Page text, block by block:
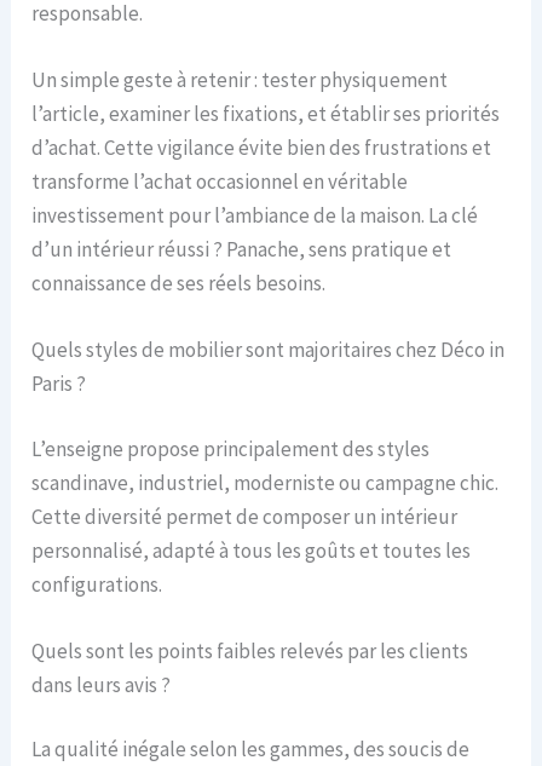
responsable.
Un simple geste à retenir : tester physiquement
l’article, examiner les fixations, et établir ses priorités
d’achat. Cette vigilance évite bien des frustrations et
transforme l’achat occasionnel en véritable
investissement pour l’ambiance de la maison. La clé
d’un intérieur réussi ? Panache, sens pratique et
connaissance de ses réels besoins.
Quels styles de mobilier sont majoritaires chez Déco in
Paris ?
L’enseigne propose principalement des styles
scandinave, industriel, moderniste ou campagne chic.
Cette diversité permet de composer un intérieur
personnalisé, adapté à tous les goûts et toutes les
configurations.
Quels sont les points faibles relevés par les clients
dans leurs avis ?
La qualité inégale selon les gammes, des soucis de